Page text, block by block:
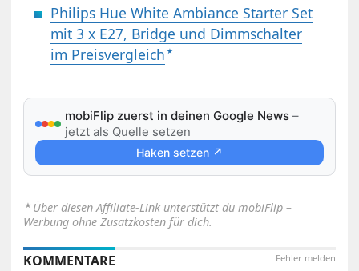
Philips Hue White Ambiance Starter Set
mit 3 x E27, Bridge und Dimmschalter
im Preisvergleich
mobiFlip zuerst in deinen Google News –
jetzt als Quelle setzen
Haken setzen ↗
⋆ Über diesen Affiliate-Link unterstützt du mobiFlip –
Werbung ohne Zusatzkosten für dich.
Fehler melden
KOMMENTARE